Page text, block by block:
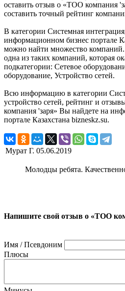
оставить отзыв о «ТОО компания
составить точный рейтинг
В категории Системная
информационном бизнес портале
можно найти множество
одна из таких компаний, которая
подкатегории: Сетевое
оборудование, Устройство сетей.
Всю информацию в категории
устройство сетей, рейтинг и
компания 'заря» Вы найдете на
портале Казахстана bizneskz.su.
Мурат Г. 05.06.2019
Молодцы ребята.
Напишите свой отзыв о «ТОО
Имя / Псевдоним
Плюсы